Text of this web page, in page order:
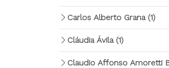
Carlos Alberto Grana (1)
Cláudia Ávila (1)
Claudio Affonso Amoretti